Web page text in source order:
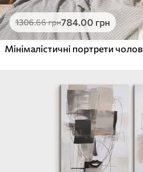
Еко-Преміум
.00 грн
✓Яскраві, насичені кольори
Поверхня з текстурою полотна
Екологічний матеріал
1306.66грн784.00 грн